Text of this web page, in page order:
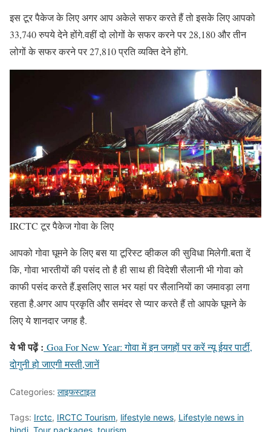
इस टूर पैकेज के लिए अगर आप अकेले सफर करते हैं तो इसके लिए आपको
33,740 रुपये देने होंगे.वहीं दो लोगों के सफर करने पर 28,180 और तीन
लोगों के सफर करने पर 27,810 प्रति व्यक्ति देने होंगे.
IRCTC टूर पैकेज गोवा के लिए
आपको गोवा घूमने के लिए बस या टूरिस्ट व्हीकल की सुविधा मिलेगी.बता दें
कि, गोवा भारतीयों की पसंद तो है ही साथ ही विदेशी सैलानी भी गोवा को
काफी पसंद करते हैं.इसलिए साल भर यहां पर सैलानियों का जमावड़ा लगा
रहता है.अगर आप प्रकृति और समंदर से प्यार करते हैं तो आपके घूमने के
लिए ये शानदार जगह है.
ये भी पढ़ें : Goa For New Year: गोवा में इन जगहों पर करें न्यू ईयर पार्टी,
दोगुनी हो जाएगी मस्ती,जानें
Categories: लाइफस्टाइल
Tags: Irctc, IRCTC Tourism, lifestyle news, Lifestyle news in
hindi Tour packages tourism